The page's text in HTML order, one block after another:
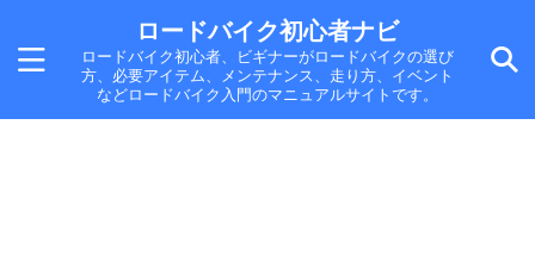
ロードバイク初心者ナビ
ロードバイク初心者、ビギナーがロードバイクの選び
方、必要アイテム、メンテナンス、走り方、イベント
などロードバイク入門のマニュアルサイトです。